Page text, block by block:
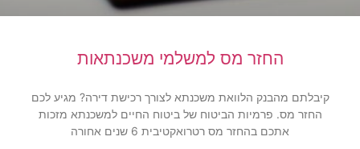
החזר מס למשלמי משכנתאות
קיבלתם מהבנק הלוואת משכנתא לצורך רכישת דירה? מגיע לכם
החזר מס. פרמיות הביטוח של ביטוח החיים למשכנתא מזכות
אתכם בהחזר מס רטרואקטיבית 6 שנים אחורה